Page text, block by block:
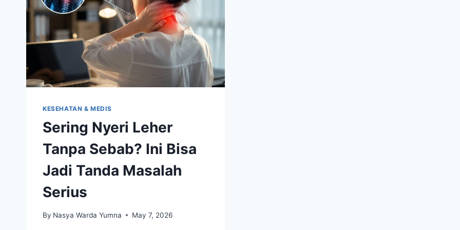
KESEHATAN & MEDIS
Sering Nyeri Leher
Tanpa Sebab? Ini Bisa
Jadi Tanda Masalah
Serius
By Nasya Warda Yumna May 7, 2026